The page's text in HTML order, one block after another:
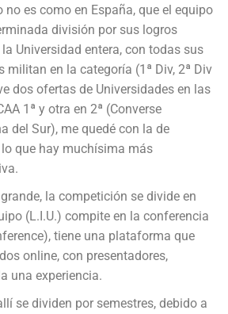
no es como en España, que el equipo
división por sus logros
Universidad entera, con todas sus
militan en la categoría (1ª Div, 2ª Div
dos ofertas de Universidades en las
1ª y otra en 2ª (Converse
del Sur), me quedé con la de
que hay muchísima más
la competición se divide en
(L.I.U.) compite en la conferencia
tiene una plataforma que
online, con presentadores,
una experiencia.
se dividen por semestres, debido a